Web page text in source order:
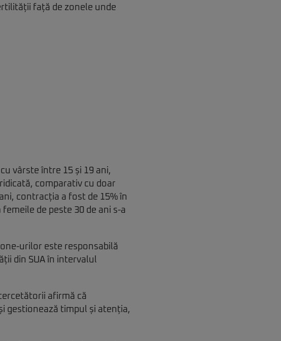
față de zonele unde
vârste între 15 și 19 ani,
comparativ cu doar
contracția a fost de 15% în
de peste 30 de ani s-a
urilor este responsabilă
din SUA în intervalul
afirmă că
gestionează timpul și atenția,